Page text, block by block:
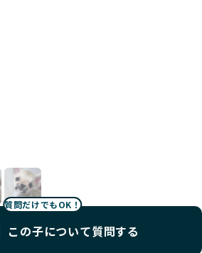
質問だけでもOK！
この子について質問する